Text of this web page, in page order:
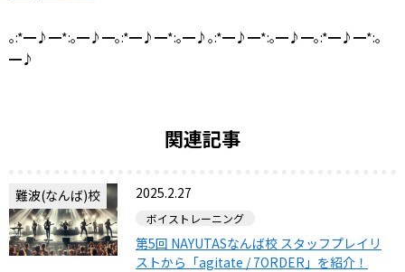
｡:*━♪━*:｡━♪━｡:*━♪━*:｡━♪｡:*━♪━*:｡━♪━｡:*━♪━*:｡
━♪
関連記事
難波(なんば)校 2025.2.27
ボイストレーニング
第5回 NAYUTASなんば校 スタッフプレイリ
ストから「agitate / 7ORDER」を紹介！